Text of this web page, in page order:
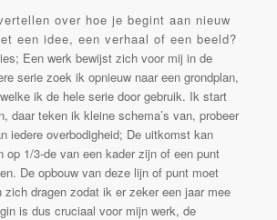
over hoe je begint aan nieuw
een idee, een verhaal of een beeld?
Een werk bewijst zich voor mij in de
serie zoek ik opnieuw naar een grondplan,
ik de hele serie door gebruik. Ik start
daar teken ik kleine schema’s van, probeer
iedere overbodigheid; De uitkomst kan
op 1/3-de van een kader zijn of een punt
De opbouw van deze lijn of punt moet
zich dragen zodat ik er zeker een jaar mee
is dus cruciaal voor mijn werk, de